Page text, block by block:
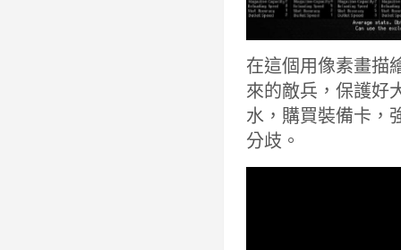
在這個用像素畫描
來的敵兵，保護好
水，購買裝備卡，
分歧。